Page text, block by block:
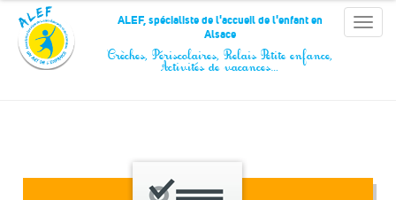
Panneau de gestion des cookies
Toggle
ALEF, spécialiste de l'accueil de l'enfant en
Alsace
Crèches, Périscolaires, Relais Petite enfance,
Activités de vacances…